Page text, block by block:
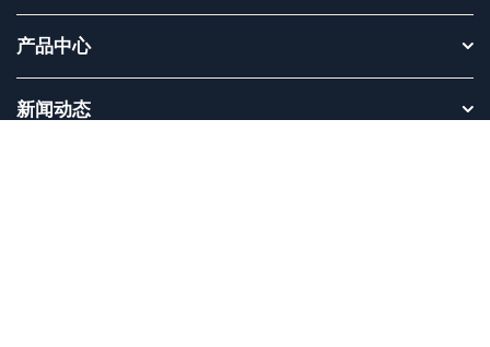
产品中心
新闻动态